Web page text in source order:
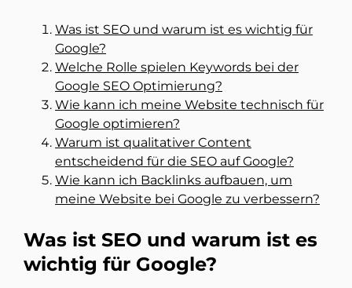
Was ist SEO und warum ist es wichtig für
Google?
Welche Rolle spielen Keywords bei der
Google SEO Optimierung?
Wie kann ich meine Website technisch für
Google optimieren?
Warum ist qualitativer Content
entscheidend für die SEO auf Google?
Wie kann ich Backlinks aufbauen, um
meine Website bei Google zu verbessern?
Was ist SEO und warum ist es
wichtig für Google?